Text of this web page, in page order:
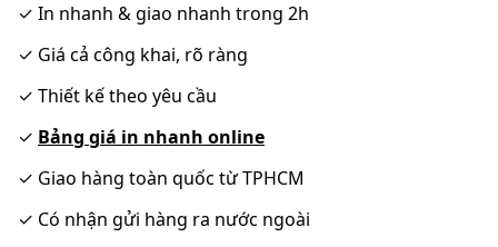
✓ In nhanh & giao nhanh trong 2h
✓ Giá cả công khai, rõ ràng
✓ Thiết kế theo yêu cầu
✓ Bảng giá in nhanh online
✓ Giao hàng toàn quốc từ TPHCM
✓ Có nhận gửi hàng ra nước ngoài